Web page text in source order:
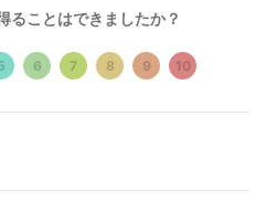
ることはできましたか？
6 7 8 9 10